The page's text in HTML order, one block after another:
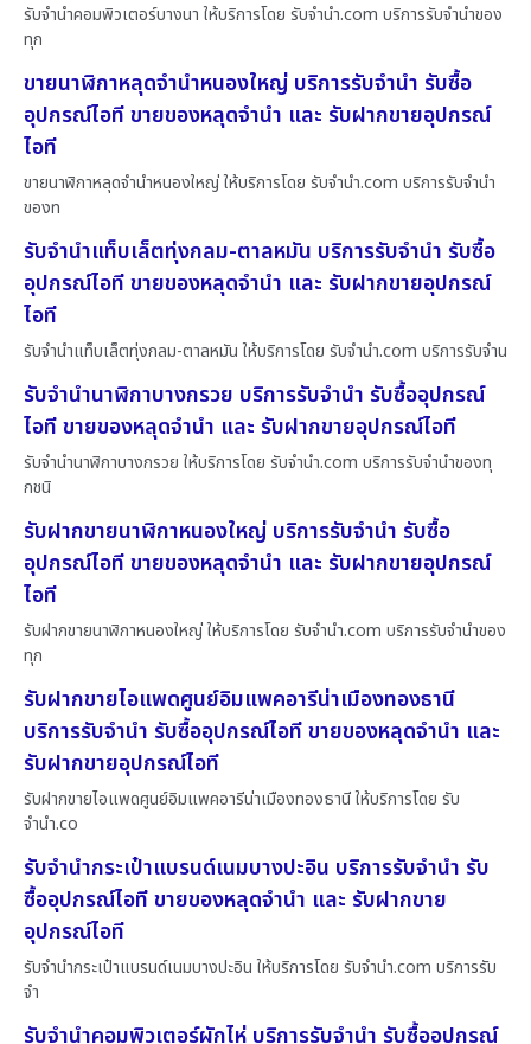
รับจำนำคอมพิวเตอร์บางนา ให้บริการโดย รับจํานํา.com บริการรับจำนำของ
ทุก
ขายนาฬิกาหลุดจำนำหนองใหญ่ บริการรับจำนำ รับซื้อ
อุปกรณ์ไอที ขายของหลุดจำนำ และ รับฝากขายอุปกรณ์
ไอที
ขายนาฬิกาหลุดจำนำหนองใหญ่ ให้บริการโดย รับจํานํา.com บริการรับจำนำ
ของท
รับจำนำแท็บเล็ตทุ่งกลม-ตาลหมัน บริการรับจำนำ รับซื้อ
อุปกรณ์ไอที ขายของหลุดจำนำ และ รับฝากขายอุปกรณ์
ไอที
รับจำนำแท็บเล็ตทุ่งกลม-ตาลหมัน ให้บริการโดย รับจํานํา.com บริการรับจำน
รับจำนำนาฬิกาบางกรวย บริการรับจำนำ รับซื้ออุปกรณ์
ไอที ขายของหลุดจำนำ และ รับฝากขายอุปกรณ์ไอที
รับจำนำนาฬิกาบางกรวย ให้บริการโดย รับจํานํา.com บริการรับจำนำของทุ
กชนิ
รับฝากขายนาฬิกาหนองใหญ่ บริการรับจำนำ รับซื้อ
อุปกรณ์ไอที ขายของหลุดจำนำ และ รับฝากขายอุปกรณ์
ไอที
รับฝากขายนาฬิกาหนองใหญ่ ให้บริการโดย รับจํานํา.com บริการรับจำนำของ
ทุก
รับฝากขายไอแพดศูนย์อิมแพคอารีน่าเมืองทองธานี
บริการรับจำนำ รับซื้ออุปกรณ์ไอที ขายของหลุดจำนำ และ
รับฝากขายอุปกรณ์ไอที
รับฝากขายไอแพดศูนย์อิมแพคอารีน่าเมืองทองธานี ให้บริการโดย รับ
จํานํา.co
รับจำนำกระเป๋าแบรนด์เนมบางปะอิน บริการรับจำนำ รับ
ซื้ออุปกรณ์ไอที ขายของหลุดจำนำ และ รับฝากขาย
อุปกรณ์ไอที
รับจำนำกระเป๋าแบรนด์เนมบางปะอิน ให้บริการโดย รับจํานํา.com บริการรับ
จำ
รับจำนำคอมพิวเตอร์ผักไห่ บริการรับจำนำ รับซื้ออุปกรณ์